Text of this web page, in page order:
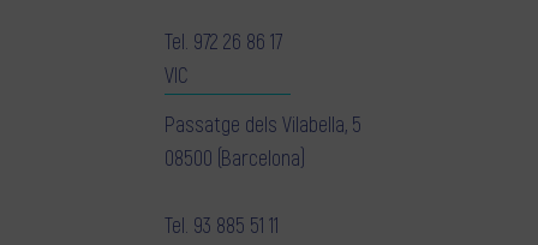
Tel. 972 26 86 17
VIC
Passatge dels Vilabella, 5
08500 (Barcelona)
Tel. 93 885 51 11